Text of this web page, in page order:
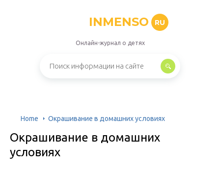
INMENSO RU
Онлайн-журнал о детях
Home Окрашивание в домашних условиях
Окрашивание в домашних
условиях